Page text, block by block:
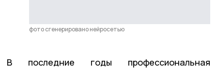
фото сгенерировано нейросетью
В последние годы профессиональная